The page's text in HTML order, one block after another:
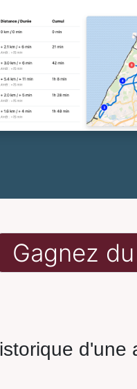
Gagnez
d'une